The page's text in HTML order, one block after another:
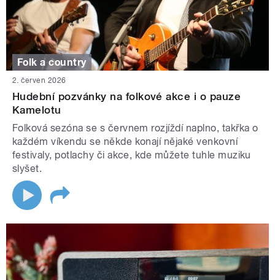
Folk a country
2. červen 2026
Hudební pozvánky na folkové akce i o pauze
Kamelotu
Folková sezóna se s červnem rozjíždí naplno, takřka o
každém víkendu se někde konají nějaké venkovní
festivaly, potlachy či akce, kde můžete tuhle muziku
slyšet.